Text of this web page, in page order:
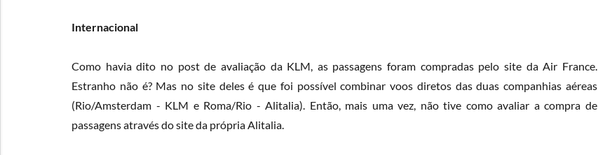
Internacional
Como havia dito no post de avaliação da KLM, as passagens foram compradas pelo site da Air France.
Estranho não é? Mas no site deles é que foi possível combinar voos diretos das duas companhias aéreas
(Rio/Amsterdam - KLM e Roma/Rio - Alitalia). Então, mais uma vez, não tive como avaliar a compra de
passagens através do site da própria Alitalia.